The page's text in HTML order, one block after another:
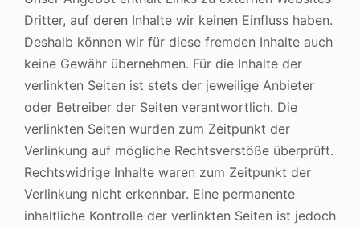
Dritter, auf deren Inhalte wir keinen Einfluss haben.
Deshalb können wir für diese fremden Inhalte auch
keine Gewähr übernehmen. Für die Inhalte der
verlinkten Seiten ist stets der jeweilige Anbieter
oder Betreiber der Seiten verantwortlich. Die
verlinkten Seiten wurden zum Zeitpunkt der
Verlinkung auf mögliche Rechtsverstöße überprüft.
Rechtswidrige Inhalte waren zum Zeitpunkt der
Verlinkung nicht erkennbar. Eine permanente
inhaltliche Kontrolle der verlinkten Seiten ist jedoch